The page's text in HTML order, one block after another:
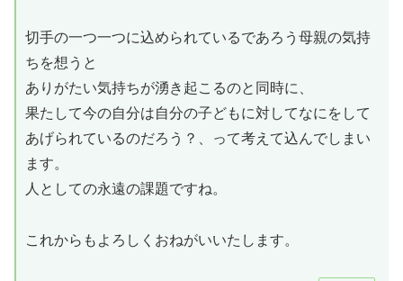
切手の一つ一つに込められているであろう母親の気持
ちを想うと
ありがたい気持ちが湧き起こるのと同時に、
果たして今の自分は自分の子どもに対してなにをして
あげられているのだろう？、って考えて込んでしまい
ます。
人としての永遠の課題ですね。
これからもよろしくおねがいいたします。